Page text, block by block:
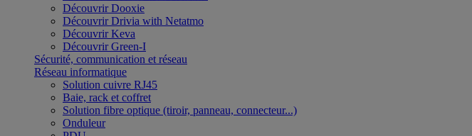
Découvrir Dooxie
Découvrir Drivia with Netatmo
Découvrir Keva
Découvrir Green-I
Sécurité, communication et réseau
Réseau informatique
Solution cuivre RJ45
Baie, rack et coffret
Solution fibre optique (tiroir, panneau, connecteur...)
Onduleur